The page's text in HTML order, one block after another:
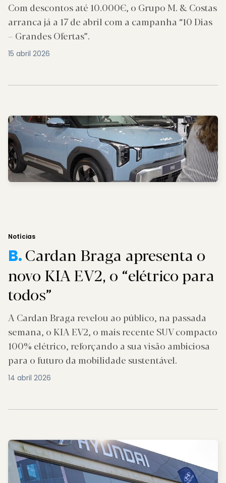
Com descontos até 10.000€, o Grupo M. & Costas
arranca já a 17 de abril com a campanha “10 Dias
– Grandes Ofertas”.
15 abril 2026
Notícias
B.Cardan Braga apresenta o
novo KIA EV2, o “elétrico para
todos”
A Cardan Braga revelou ao público, na passada
semana, o KIA EV2, o mais recente SUV compacto
100% elétrico, reforçando a sua visão ambiciosa
para o futuro da mobilidade sustentável.
14 abril 2026